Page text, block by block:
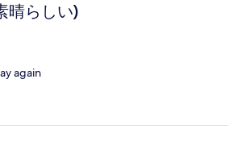
晴らしい)
again